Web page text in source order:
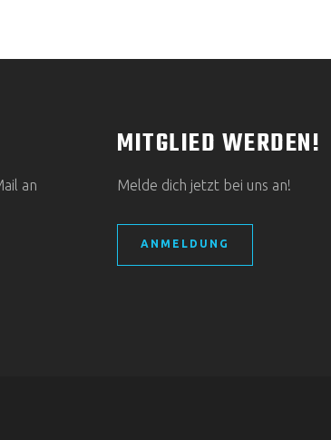
an
MITGLIED WERDEN!
Melde dich jetzt bei uns an!
ANMELDUNG